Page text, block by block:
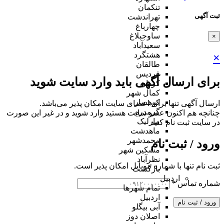
ثبت آگهی
×
×
برای ارسال آگهی باید وارد سایت شوید
ارسال آگهی تنها برای اعضای سایت امکان پذیر می‌باشد.
چنانچه هم‌ اکنون عضو سایت هستید وارد شوید و در غیر این صورت
در سایت ثبت نام کنید
ورود / ثبت نام
ثبت نام تنها با شماره موبایل امکان پذیر است.
شماره تماس*
ورود / ثبت نام
تنکمان
تهراندشت
چهارباغ
ساوجبلاغ
سعیدآباد
هشتگرد
طالقان
فردیس
کردان
کمال شهر
کوهسار
گرمدره
مارلیک
ماهدشت
محمدشهر
مشکین شهر
نظرآباد
بازگشت
اردبیل
تمام شهر‌ها
اردبیل
آبی بیگلو
اصلان دوز